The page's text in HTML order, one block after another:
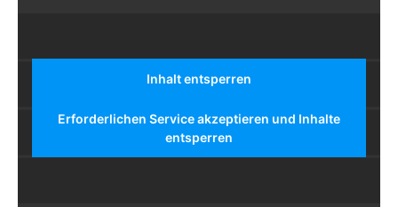
Inhalt entsperren
Erforderlichen Service akzeptieren und Inhalte
entsperren